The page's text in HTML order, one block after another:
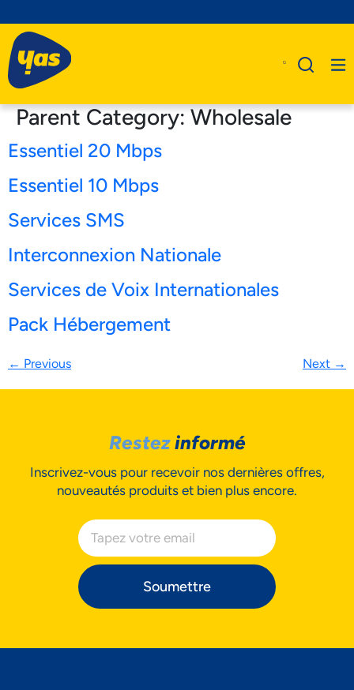
Assistance
Parent Category:Wholesale
Essentiel 20 Mbps
Essentiel 10 Mbps
Services SMS
Interconnexion Nationale
Services de Voix Internationales
Pack Hébergement
← Previous Next →
Restezinformé
Inscrivez-vous pour recevoir nos dernières offres,
nouveautés produits et bien plus encore.
Soumettre